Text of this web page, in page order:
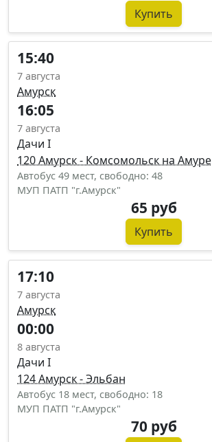
Купить
15:40
7 августа
Амурск
16:05
7 августа
Дачи I
120 Амурск - Комсомольск на Амуре
Автобус 49 мест, свободно: 48
МУП ПАТП "г.Амурск"
65 руб
Купить
17:10
7 августа
Амурск
00:00
8 августа
Дачи I
124 Амурск - Эльбан
Автобус 18 мест, свободно: 18
МУП ПАТП "г.Амурск"
70 руб